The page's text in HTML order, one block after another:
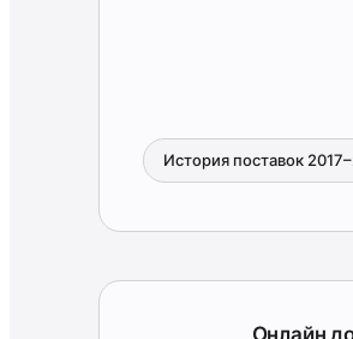
История поставок
Онлайн